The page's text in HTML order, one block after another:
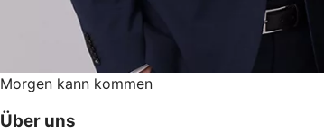
Morgen kann kommen
Über uns